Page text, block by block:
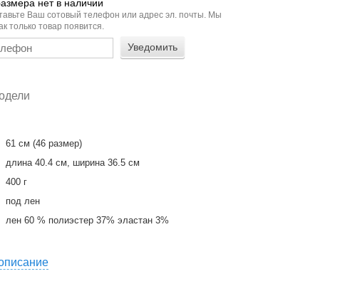
нет в наличии
Ваш сотовый телефон или адрес эл. почты. Мы
только товар появится.
61 см (46 размер)
длина 40.4 см, ширина 36.5 см
400 г
под лен
лен 60 % полиэстер 37% эластан 3%